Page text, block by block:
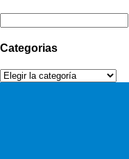
Categorias
Categorias